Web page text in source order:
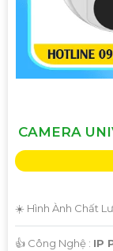
CAMERA
☀️ Hình Ành Chất
👍 Công Nghệ : IP